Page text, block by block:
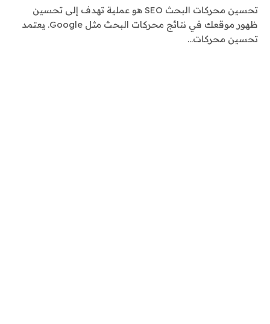
تحسين محركات البحث SEO هو عملية تهدف إلى تحسين
ظهور موقعك في نتائج محركات البحث مثل Google. يعتمد
تحسين محركات…